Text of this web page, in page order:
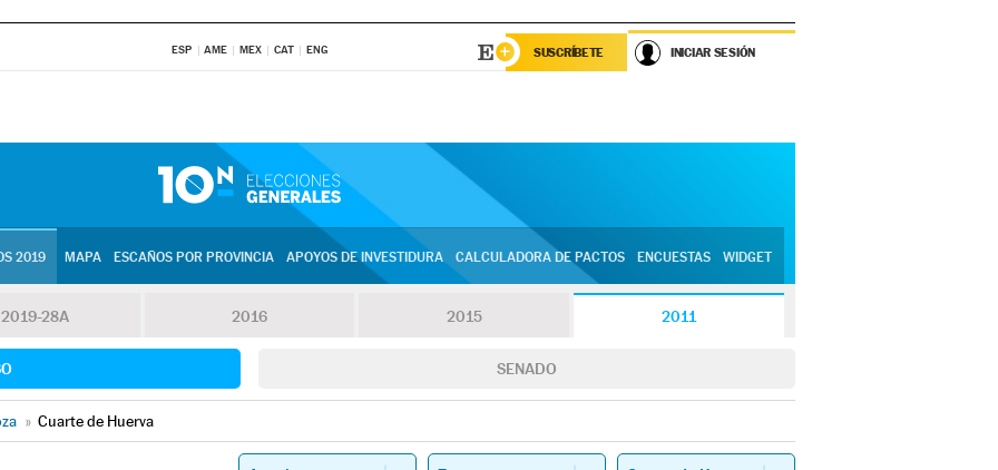
ESP AME MEX CAT ENG SUSCRÍBETE INICIAR SESIÓN
2019 MAPA ESCAÑOS POR PROVINCIA APOYOS DE INVESTIDURA CALCULADORA DE PACTOS ENCUESTAS WIDGET
2019-28A 2016 2015 2011
SENADO
» Cuarte de Huerva